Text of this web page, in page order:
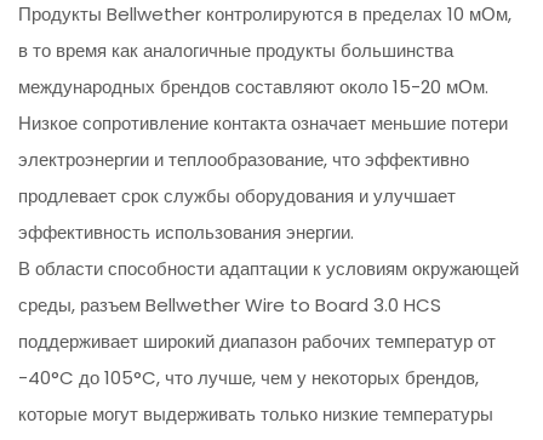
Продукты Bellwether контролируются в пределах 10 мОм,
в то время как аналогичные продукты большинства
международных брендов составляют около 15-20 мОм.
Низкое сопротивление контакта означает меньшие потери
электроэнергии и теплообразование, что эффективно
продлевает срок службы оборудования и улучшает
эффективность использования энергии.
В области способности адаптации к условиям окружающей
среды, разъем Bellwether Wire to Board 3.0 HCS
поддерживает широкий диапазон рабочих температур от
-40°C до 105°C, что лучше, чем у некоторых брендов,
которые могут выдерживать только низкие температуры